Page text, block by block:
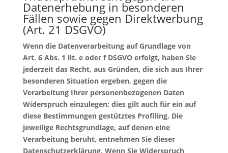
Datenerhebung in besonderen
Fällen sowie gegen Direktwerbung
(Art. 21 DSGVO)
Wenn die Datenverarbeitung auf Grundlage von
Art. 6 Abs. 1 lit. e oder f DSGVO erfolgt, haben Sie
jederzeit das Recht, aus Gründen, die sich aus Ihrer
besonderen Situation ergeben, gegen die
Verarbeitung Ihrer personenbezogenen Daten
Widerspruch einzulegen; dies gilt auch für ein auf
diese Bestimmungen gestütztes Profiling. Die
jeweilige Rechtsgrundlage, auf denen eine
Verarbeitung beruht, entnehmen Sie dieser
Datenschutzerklärung. Wenn Sie Widerspruch